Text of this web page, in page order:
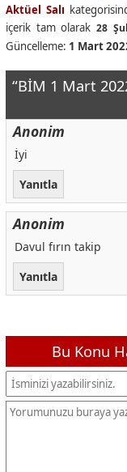
Aktüel Salı
içerik tam olarak28
Güncelleme: 1 Mart
“BİM 1 Mart
Anonim
İyi
Yanıtla
Anonim
Davul fırın takip
Yanıtla
Bu Konu